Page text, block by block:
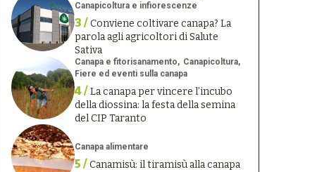
Canapicoltura e infiorescenze
3 /Conviene coltivare canapa? La
parola agli agricoltori di Salute
Sativa
Canapa e fitorisanamento
Canapicoltura
Fiere ed eventi sulla canapa
4 /La canapa per vincere l’incubo
della diossina: la festa della semina
del CIP Taranto
Canapa alimentare
5 /Canamisù: il tiramisù alla canapa